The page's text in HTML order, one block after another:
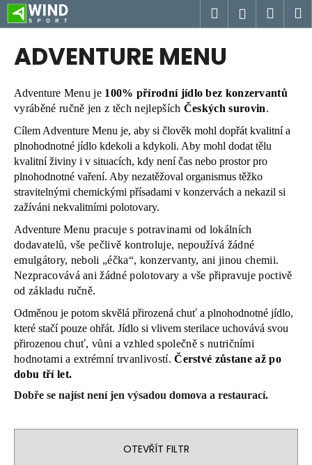
Přejít
na
obsah
Hledat
ADVENTURE MENU
Adventure Menu je 100% přírodní jídlo bez konzervantů
vyráběné ručně jen z těch nejlepších Českých surovin.
Cílem Adventure Menu je, aby si člověk mohl dopřát kvalitní a
plnohodnotné jídlo kdekoli a kdykoli. Aby mohl dodat tělu
kvalitní živiny i v situacích, kdy není čas nebo prostor pro
plnohodnotné vaření. Aby nezatěžoval organismus těžko
stravitelnými chemickými přísadami v konzervách a nekazil si
zažíváni nekvalitními polotovary.
Adventure Menu pracuje s potravinami od lokálních
dodavatelů, vše pečlivě kontroluje, nepoužívá žádné
emulgátory, neboli „éčka“, konzervanty, ani jinou chemii.
Nezpracovává ani žádné polotovary a vše připravuje poctivě
od základu ručně.
Odměnou je potom skvělá přirozená chuť a plnohodnotné jídlo,
které stačí pouze ohřát. Jídlo si vlivem sterilace uchovává svou
přirozenou chuť, vůni a vzhled společně s nutričními
hodnotami a extrémní trvanlivostí.Čerstvé zůstane až po
dobu tří let.
Dobře se najíst není jen výsadou domova a restaurací.
OTEVŘÍT FILTR
K
o
o
p
o
t
ř
e
b
u
j
e
t
e
n
a
j
í
t
?